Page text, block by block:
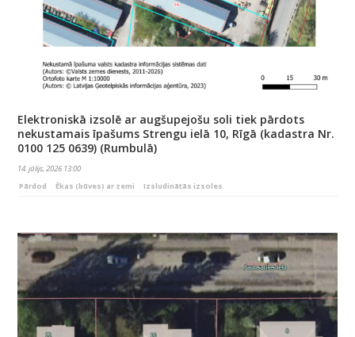
Elektroniskā izsolē ar augšupejošu soli tiek pārdots
nekustamais īpašums Strengu ielā 10, Rīgā (kadastra Nr.
0100 125 0639) (Rumbulā)
14. jūlijs, 2026 13:00
Pārdod
Ēkas (būves) ar zemi Izsludinātās izsoles